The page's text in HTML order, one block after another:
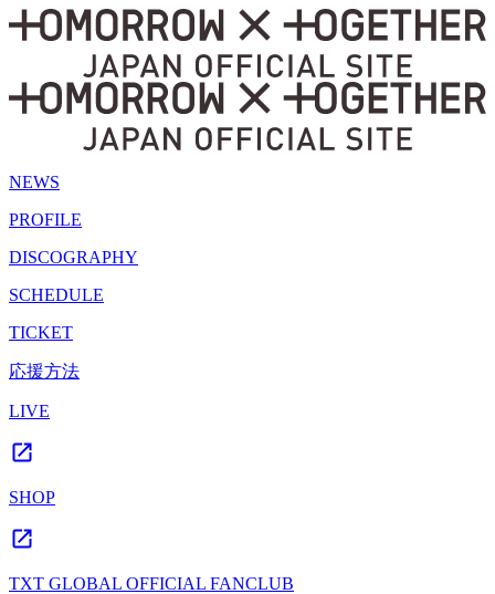
NEWS
PROFILE
DISCOGRAPHY
SCHEDULE
TICKET
応援方法
LIVE
SHOP
TXT GLOBAL OFFICIAL FANCLUB